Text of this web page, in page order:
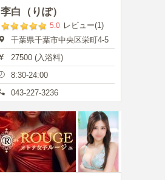
李白（りぽ）
5.0 レビュー(1)
千葉県千葉市中央区栄町4-5
27500 (入浴料)
8:30-24:00
043-227-3236